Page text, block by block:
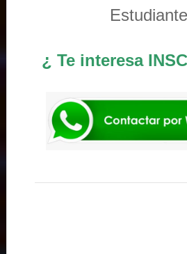
¿ Te interesa